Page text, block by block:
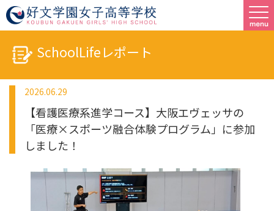
SchoolLifeレポート
2026.06.29
【看護医療系進学コース】大阪エヴェッサの
「医療×スポーツ融合体験プログラム」に参加
しました！